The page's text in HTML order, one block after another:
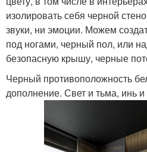
изолировать себя черной
звуки, ни эмоции. Можем
под ногами, черный пол, или
безопасную крышу, черные
Черный противоположность
дополнение. Свет и тьма, инь и